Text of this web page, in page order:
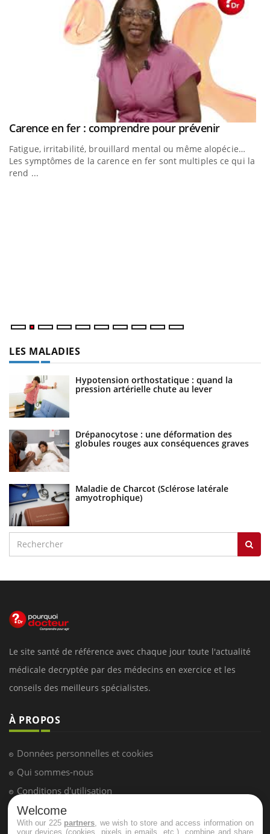
Youtube
Carence en fer : comprendre pour prévenirYoutube
Fatigue, irritabilité, brouillard mental ou même alopécie…
Les symptômes de la carence en fer sont multiples ce qui la
rend ...
LES MALADIES
Hypotension orthostatique : quand la
pression artérielle chute au lever
Drépanocytose : une déformation des
globules rouges aux conséquences graves
Maladie de Charcot (Sclérose latérale
amyotrophique)
Le site santé de référence avec chaque jour toute l'actualité
médicale decryptée par des médecins en exercice et les
conseils des meilleurs spécialistes.
À PROPOS
Données personnelles et cookies
Qui sommes-nous
Conditions d'utilisation
Plan du site
Mentions Légales
Welcome
With our 225 partners , we wish to store and access information on
your devices (cookies, pixels in emails, etc.), combine and share